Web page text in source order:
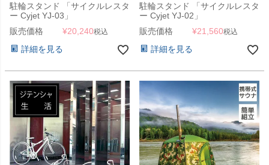
駐輪スタンド 「サイクルレスタ
ー Cyjet YJ-03」
販売価格
¥20,240税込
詳細を見る
駐輪スタンド 「サイクルレスタ
ー Cyjet YJ-02」
販売価格
¥21,560税込
詳細を見る